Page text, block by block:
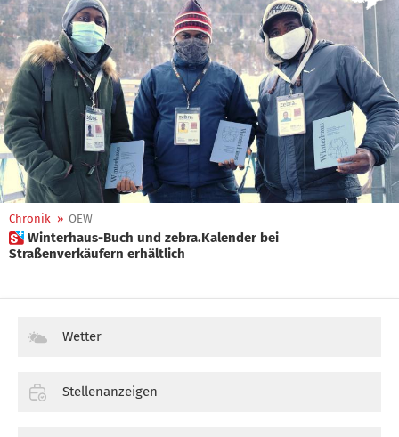
Chronik » OEW
 Winterhaus-Buch und zebra.Kalender bei
Straßenverkäufern erhältlich
Wetter
Stellenanzeigen